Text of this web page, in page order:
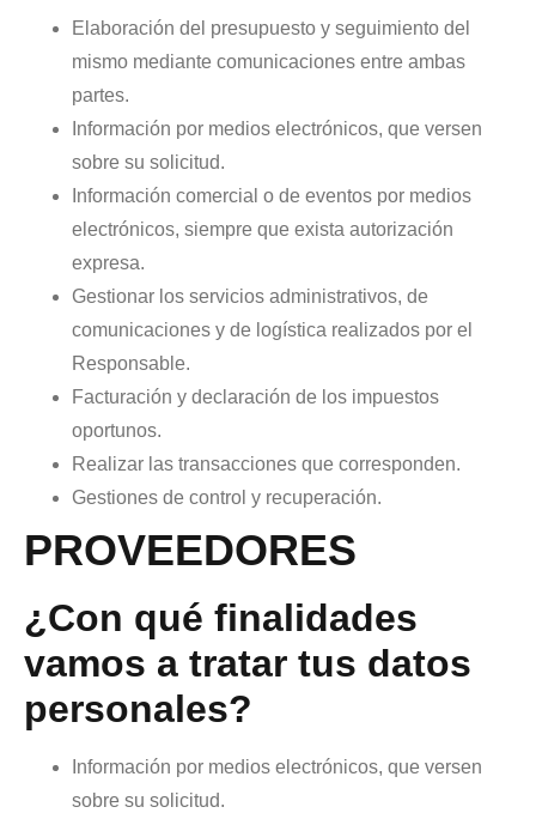
Elaboración del presupuesto y seguimiento del
mismo mediante comunicaciones entre ambas
partes.
Información por medios electrónicos, que versen
sobre su solicitud.
Información comercial o de eventos por medios
electrónicos, siempre que exista autorización
expresa.
Gestionar los servicios administrativos, de
comunicaciones y de logística realizados por el
Responsable.
Facturación y declaración de los impuestos
oportunos.
Realizar las transacciones que corresponden.
Gestiones de control y recuperación.
PROVEEDORES
¿Con qué finalidades
vamos a tratar tus datos
personales?
Información por medios electrónicos, que versen
sobre su solicitud.